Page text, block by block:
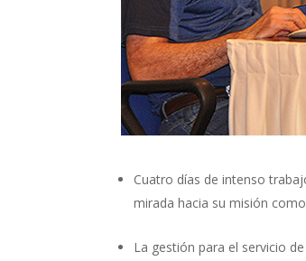
Cuatro días de intenso
mirada hacia su misión
La gestión para el servicio